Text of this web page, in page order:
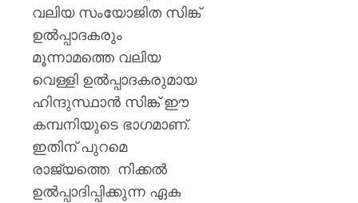
വലിയ സംയോജിത സിങ്ക്
ഉല്‍പ്പാദകരും
മൂന്നാമത്തെ വലിയ
വെള്ളി ഉല്‍പ്പാദകരുമായ
ഹിന്ദുസ്ഥാന്‍ സിങ്ക് ഈ
കമ്പനിയുടെ ഭാഗമാണ്.
ഇതിന് പുറമെ
രാജ്യത്തെ നിക്കല്‍
ഉല്‍പ്പാദിപ്പിക്കുന്ന ഏക